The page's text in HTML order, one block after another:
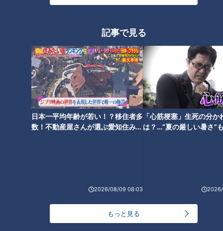
記事で見る
日本一平均年齢が若い！？移住者多
数！不動産屋さんが選ぶ愛知住みた
2026/08/09 08:03
「心筋梗塞」生死の分か
は？…“夏の厳しい暑さ”
もっと見る
お店の方：数えたことがないから分からないけど…。